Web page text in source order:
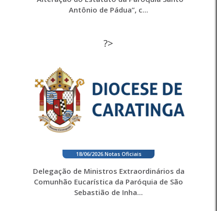
Antônio de Pádua”, c...
?>
18/06/2026. Notas Oficiais
Delegação de Ministros Extraordinários da
Comunhão Eucarística da Paróquia de São
Sebastião de Inha...